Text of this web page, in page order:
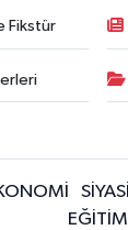
Fikstür
SİYASİ
EĞİTİM